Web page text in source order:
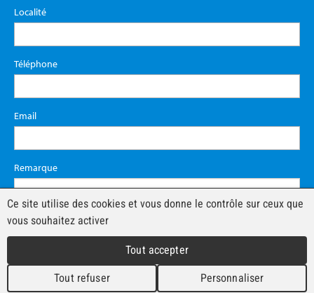
Localité
Téléphone
Email
Remarque
Ce site utilise des cookies et vous donne le contrôle sur ceux que
vous souhaitez activer
Tout accepter
Tout refuser Personnaliser